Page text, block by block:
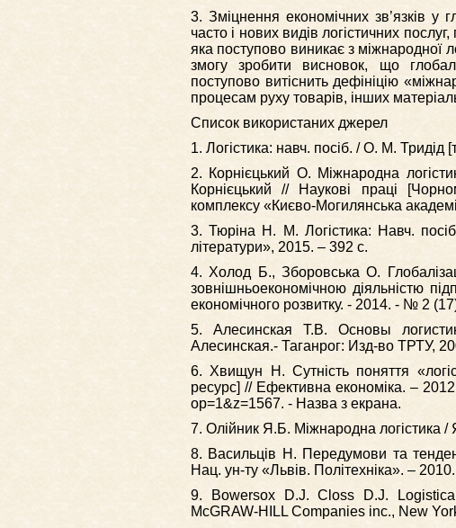
3. Зміцнення економічних зв’язків у
часто і нових видів логістичних
яка поступово виникає з міжнародної
змогу зробити висновок, що
поступово витіснить дефініцію
процесам руху товарів, інших
Список використаних джерел
1. Логістика: навч. посіб. / О. М.
2. Корнієцький О. Міжнародна
Корнієцький // Наукові праці
комплексу «Києво-Могилянська
3. Тюріна Н. М. Логістика: Навч.
літератури», 2015. – 392 с.
4. Холод Б., Зборовська О.
зовнішньоекономічною діяльністю
економічного розвитку. - 2014. - № 2
5. Алесинская Т.В. Основы
Алесинская.- Таганрог: Изд-во ТРТУ,
6. Хвищун Н. Сутність поняття
ресурс] // Ефективна економіка. –
op=1&z=1567. - Назва з екрана.
7. Олійник Я.Б. Міжнародна логістика
8. Васильців Н. Передумови та
Нац. ун-ту «Львів. Політехніка». –
9. Bowersox D.J. Closs D.J.
McGRAW-HILL Companies inc., New